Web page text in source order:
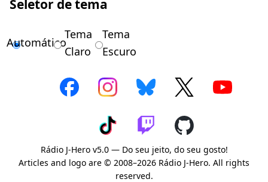
Seletor de tema
Automático
Tema
Claro
Tema
Escuro
Rádio J-Hero v5.0 — Do seu jeito, do seu gosto!
Articles and logo are © 2008–2026 Rádio J-Hero. All rights
reserved.